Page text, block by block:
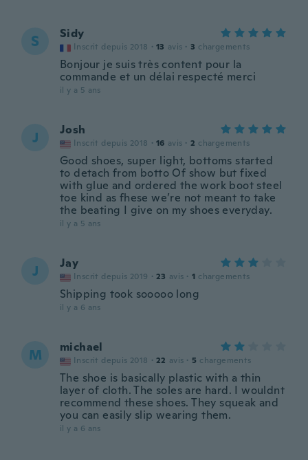
S Sidy
Inscrit depuis 2018 · 13 avis · 3 chargements
Bonjour je suis très content pour la
commande et un délai respecté merci
il y a 5 ans
J Josh
Inscrit depuis 2018 · 16 avis · 2 chargements
Good shoes, super light, bottoms started
to detach from botto Of show but fixed
with glue and ordered the work boot steel
toe kind as fhese we’re not meant to take
the beating I give on my shoes everyday.
il y a 5 ans
J Jay
Inscrit depuis 2019 · 23 avis · 1 chargements
Shipping took sooooo long
il y a 6 ans
M michael
Inscrit depuis 2018 · 22 avis · 5 chargements
The shoe is basically plastic with a thin
layer of cloth. The soles are hard. I wouldnt
recommend these shoes. They squeak and
you can easily slip wearing them.
il y a 6 ans